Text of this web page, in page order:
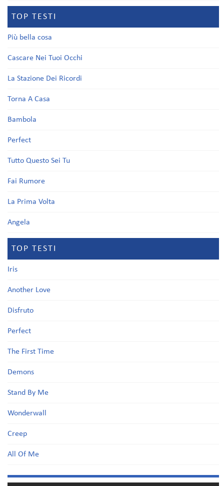
TOP TESTI
Più bella cosa
Cascare Nei Tuoi Occhi
La Stazione Dei Ricordi
Torna A Casa
Bambola
Perfect
Tutto Questo Sei Tu
Fai Rumore
La Prima Volta
Angela
TOP TESTI
Iris
Another Love
Disfruto
Perfect
The First Time
Demons
Stand By Me
Wonderwall
Creep
All Of Me